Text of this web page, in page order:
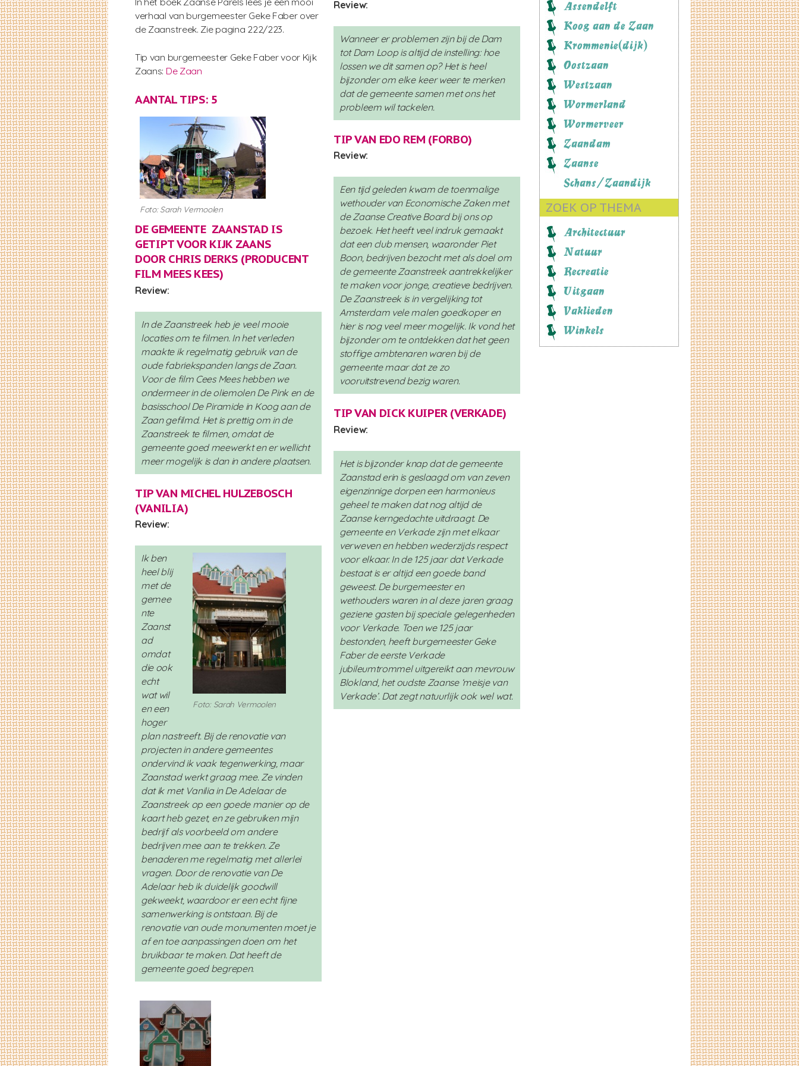
verhaal van burgemeester Geke Faber over
de Zaanstreek. Zie pagina 222/223.
Tip van burgemeester Geke Faber voor Kijk
Zaans: De Zaan
AANTAL TIPS: 5
Foto: Sarah Vermoolen
DE GEMEENTE ZAANSTAD IS
GETIPT VOOR KIJK ZAANS
DOOR CHRIS DERKS (PRODUCENT
FILM MEES KEES)
Review:
In de Zaanstreek heb je veel mooie
locaties om te filmen. In het verleden
maakte ik regelmatig gebruik van de
oude fabriekspanden langs de Zaan.
Voor de film Cees Mees hebben we
ondermeer in de oliemolen De Pink en de
basisschool De Piramide in Koog aan de
Zaan gefilmd. Het is prettig om in de
Zaanstreek te filmen, omdat de
gemeente goed meewerkt en er wellicht
meer mogelijk is dan in andere plaatsen.
TIP VAN MICHEL HULZEBOSCH
(VANILIA)
Review:
Foto: Sarah Vermoolen
Ik ben
heel blij
met de
gemee
nte
Zaanst
ad
omdat
die ook
echt
wat wil
en een
hoger
plan nastreeft. Bij de renovatie van
projecten in andere gemeentes
ondervind ik vaak tegenwerking, maar
Zaanstad werkt graag mee. Ze vinden
dat ik met Vanilia in De Adelaar de
Zaanstreek op een goede manier op de
kaart heb gezet, en ze gebruiken mijn
bedrijf als voorbeeld om andere
bedrijven mee aan te trekken. Ze
benaderen me regelmatig met allerlei
vragen. Door de renovatie van De
Adelaar heb ik duidelijk goodwill
gekweekt, waardoor er een echt fijne
samenwerking is ontstaan. Bij de
renovatie van oude monumenten moet je
af en toe aanpassingen doen om het
bruikbaar te maken. Dat heeft de
gemeente goed begrepen.
Review:
Wanneer er problemen zijn bij de Dam
tot Dam Loop is altijd de instelling: hoe
lossen we dit samen op? Het is heel
bijzonder om elke keer weer te merken
dat de gemeente samen met ons het
probleem wil tackelen.
TIP VAN EDO REM (FORBO)
Review:
Een tijd geleden kwam de toenmalige
wethouder van Economische Zaken met
de Zaanse Creative Board bij ons op
bezoek. Het heeft veel indruk gemaakt
dat een club mensen, waaronder Piet
Boon, bedrijven bezocht met als doel om
de gemeente Zaanstreek aantrekkelijker
te maken voor jonge, creatieve bedrijven.
De Zaanstreek is in vergelijking tot
Amsterdam vele malen goedkoper en
hier is nog veel meer mogelijk. Ik vond het
bijzonder om te ontdekken dat het geen
stoffige ambtenaren waren bij de
gemeente maar dat ze zo
vooruitstrevend bezig waren.
TIP VAN DICK KUIPER (VERKADE)
Review:
Het is bijzonder knap dat de gemeente
Zaanstad erin is geslaagd om van zeven
eigenzinnige dorpen een harmonieus
geheel te maken dat nog altijd de
Zaanse kerngedachte uitdraagt. De
gemeente en Verkade zijn met elkaar
verweven en hebben wederzijds respect
voor elkaar. In de 125 jaar dat Verkade
bestaat is er altijd een goede band
geweest. De burgemeester en
wethouders waren in al deze jaren graag
geziene gasten bij speciale gelegenheden
voor Verkade. Toen we 125 jaar
bestonden, heeft burgemeester Geke
Faber de eerste Verkade
jubileumtrommel uitgereikt aan mevrouw
Blokland, het oudste Zaanse ‘meisje van
Verkade’. Dat zegt natuurlijk ook wel wat.
Assendelft
Koog aan de Zaan
Krommenie(dijk)
Oostzaan
Westzaan
Wormerland
Wormerveer
Zaandam
Zaanse
Schans/Zaandijk
ZOEK OP THEMA
Architectuur
Natuur
Recreatie
Uitgaan
Vaklieden
Winkels